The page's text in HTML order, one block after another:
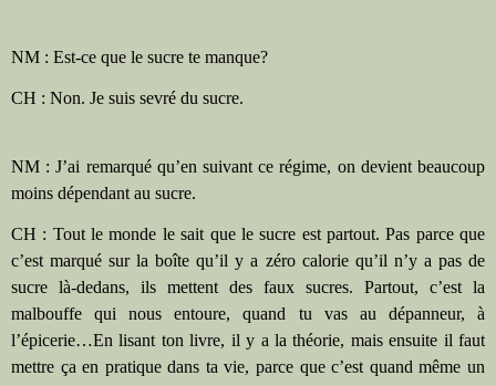
NM : Est-ce que le sucre te manque?
CH : Non. Je suis sevré du sucre.
NM : J’ai remarqué qu’en suivant ce régime, on devient beaucoup
moins dépendant au sucre.
CH : Tout le monde le sait que le sucre est partout. Pas parce que
c’est marqué sur la boîte qu’il y a zéro calorie qu’il n’y a pas de
sucre là-dedans, ils mettent des faux sucres. Partout, c’est la
malbouffe qui nous entoure, quand tu vas au dépanneur, à
l’épicerie…En lisant ton livre, il y a la théorie, mais ensuite il faut
mettre ça en pratique dans ta vie, parce que c’est quand même un